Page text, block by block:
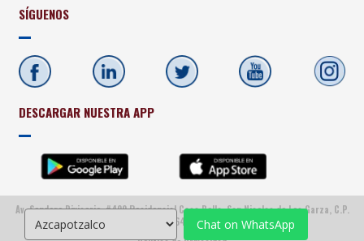
SÍGUENOS
DESCARGAR NUESTRA APP
Av. Sendero Divisorio, #400 Residencial Casa Bella, San Nicolas de Los Garza, C.P.
66428
Chat on WhatsApp